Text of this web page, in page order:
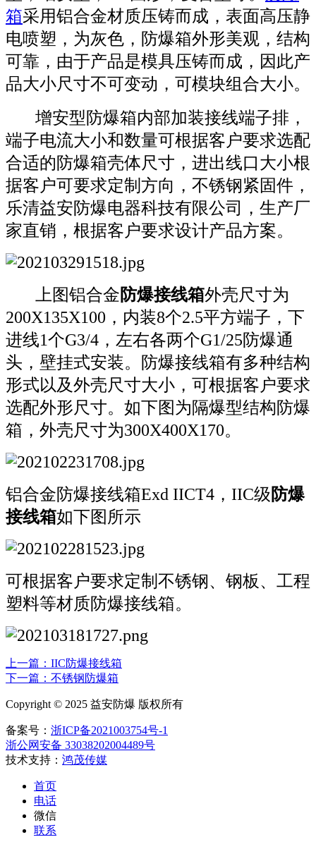
箱采用铝合金材质压铸而成，表面高压静
电喷塑，为灰色，防爆箱外形美观，结构
可靠，由于产品是模具压铸而成，因此产
品大小尺寸不可变动，可模块组合大小。
增安型防爆箱内部加装接线端子排，
端子电流大小和数量可根据客户要求选配
合适的防爆箱壳体尺寸，进出线口大小根
据客户可要求定制方向，不锈钢紧固件，
乐清益安防爆电器科技有限公司，生产厂
家直销，根据客户要求设计产品方案。
上图铝合金防爆接线箱外壳尺寸为
200X135X100，内装8个2.5平方端子，下
进线1个G3/4，左右各两个G1/25防爆通
头，壁挂式安装。防爆接线箱有多种结构
形式以及外壳尺寸大小，可根据客户要求
选配外形尺寸。如下图为隔爆型结构防爆
箱，外壳尺寸为300X400X170。
铝合金防爆接线箱Exd IICT4，IIC级防爆
接线箱如下图所示
可根据客户要求定制不锈钢、钢板、工程
塑料等材质防爆接线箱。
上一篇：IIC防爆接线箱
下一篇：不锈钢防爆箱
Copyright © 2025 益安防爆 版权所有
备案号： 浙ICP备2021003754号-1
浙公网安备 33038202004489号
技术支持： 鸿茂传媒
首页
电话
微信
联系